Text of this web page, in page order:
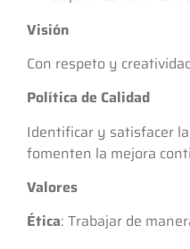
Visión
Con respeto y
Política de Calidad
Identificar y satisfacer
fomenten la mejora
Valores
Ética: Trabajar de